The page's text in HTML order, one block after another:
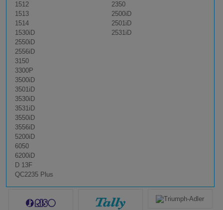
1512
1513
1514
1530iD
2350
2500iD
2501iD
2531iD
2550iD
2556iD
3150
3300P
3500iD
3501iD
3530iD
3531iD
3550iD
3556iD
5200iD
6050
6200iD
D 13F
QC2235 Plus